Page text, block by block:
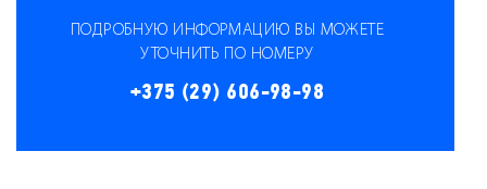
ПОДРОБНУЮ ИНФОРМАЦИЮ ВЫ МОЖЕТЕ
УТОЧНИТЬ ПО НОМЕРУ
+375 (29) 606-98-98